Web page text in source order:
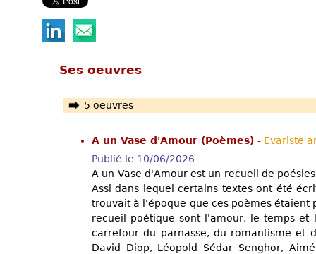
Ses oeuvres
5 oeuvres
A un Vase d'Amour (Poèmes) - Evariste
Publié le 10/06/2026
A un Vase d'Amour est un recueil de
Assi dans lequel certains textes ont été
trouvait à l'époque que ces poèmes étaient
recueil poétique sont l'amour, le temps
carrefour du parnasse, du romantisme et
David Diop, Léopold Sédar Senghor,